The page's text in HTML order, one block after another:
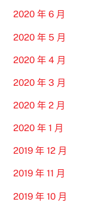
2020 年 6 月
2020 年 5 月
2020 年 4 月
2020 年 3 月
2020 年 2 月
2020 年 1 月
2019 年 12 月
2019 年 11 月
2019 年 10 月